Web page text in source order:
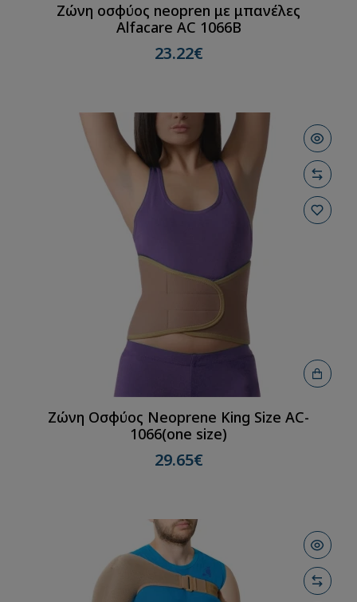
Ζώνη οσφύος neopren με μπανέλες
Alfacare AC 1066B
23.22€
Ζώνη Oσφύος Neoprene King Size AC-
1066(one size)
29.65€